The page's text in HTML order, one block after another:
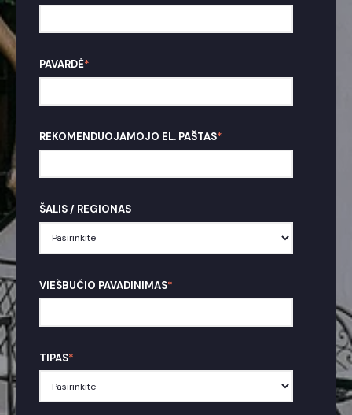
PAVARDĖ*
REKOMENDUOJAMOJO EL. PAŠTAS*
ŠALIS / REGIONAS
VIEŠBUČIO PAVADINIMAS*
TIPAS*